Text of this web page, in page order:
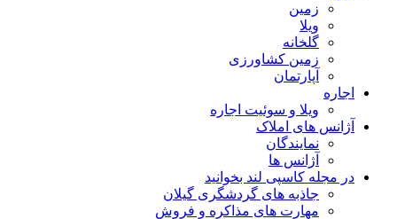
زمین
ویلا
گلخانه
زمین کشاورزی
آپارتمان
اجاره
ویلا و سوئیت اجاره
آژانس های املاک
نمایندگان
آژانس ها
در مجله کاسپی لند بخوانید
جاذبه های گردشگری گیلان
مهارت های مذاکره و فروش